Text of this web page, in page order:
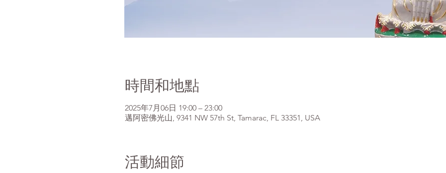
時間和地點
2025年7月06日 19:00 – 23:00
邁阿密佛光山, 9341 NW 57th St, Tamarac, FL 33351, USA
活動細節